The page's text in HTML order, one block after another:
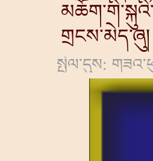
གྲངས་མེད་ཞུ།
སྤེལ་དུས: